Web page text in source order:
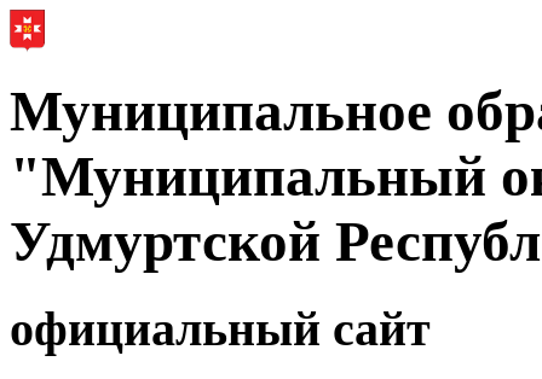
Муниципальное
"Муниципальный
Удмуртской
официальный сайт